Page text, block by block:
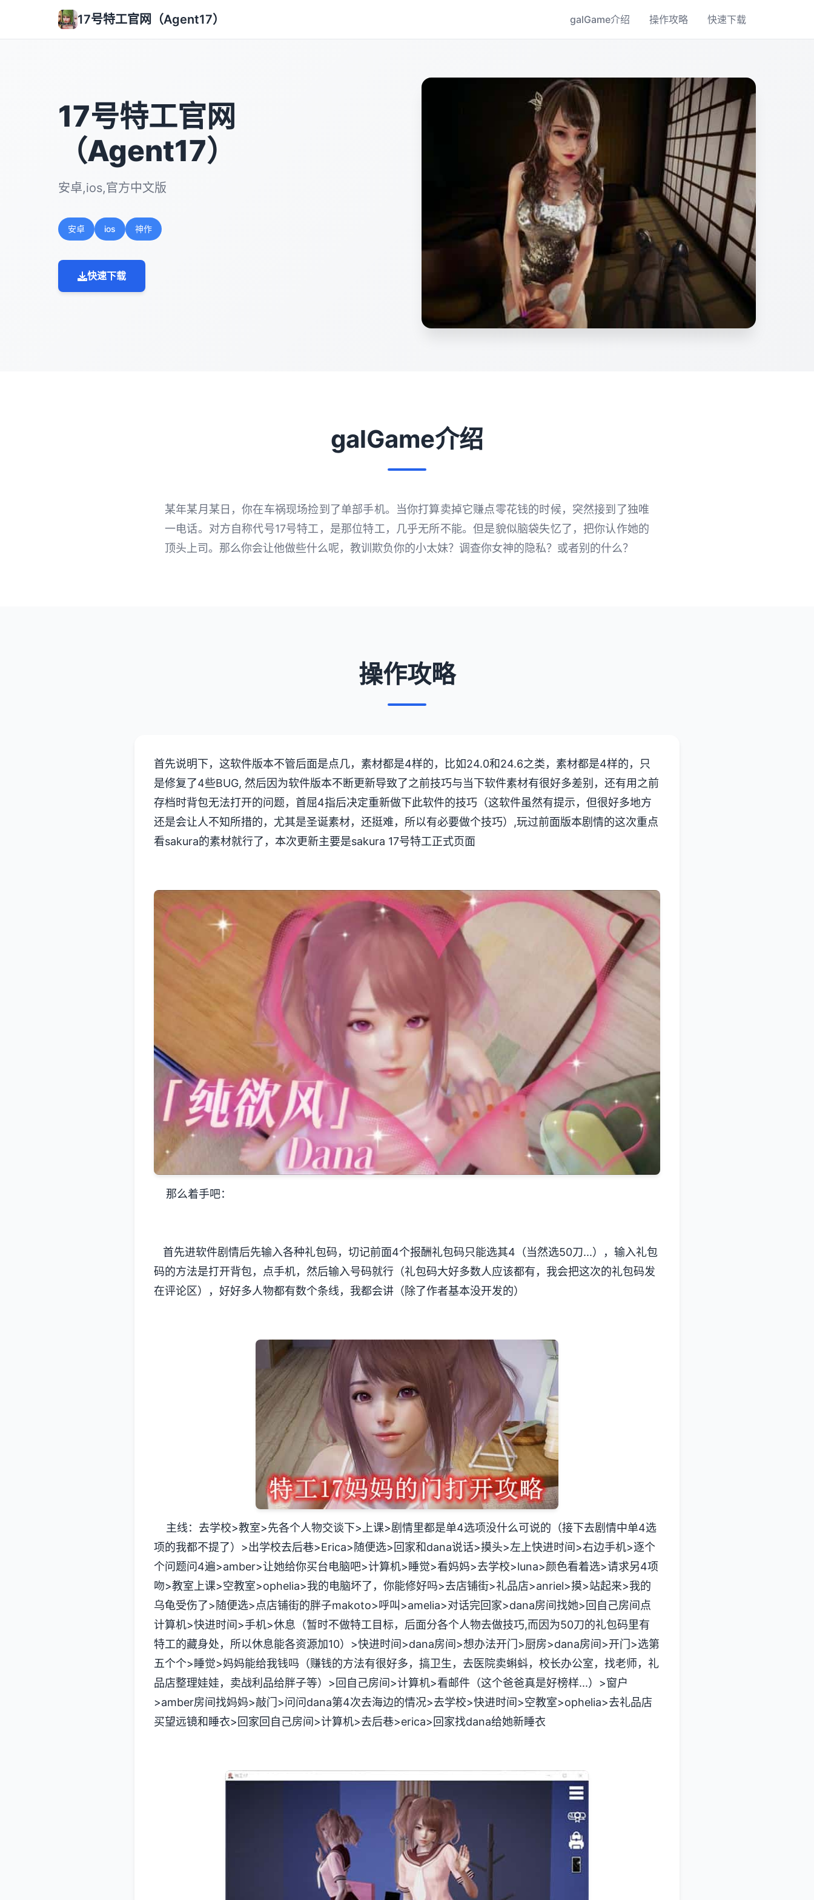
17号特工官网（Agent17） galGame介绍 操作攻略 快速下载
17号特工官网
（Agent17）
安卓,ios,官方中文版
安卓 ios 神作
快速下载
galGame介绍
某年某月某日，你在车祸现场捡到了单部手机。当你打算卖掉它赚点零花钱的时候，突然接到了独唯
一电话。对方自称代号17号特工，是那位特工，几乎无所不能。但是貌似脑袋失忆了，把你认作她的
顶头上司。那么你会让他做些什么呢，教训欺负你的小太妹？调查你女神的隐私？或者别的什么？
操作攻略
首先说明下，这软件版本不管后面是点几，素材都是4样的，比如24.0和24.6之类，素材都是4样的，只
是修复了4些BUG, 然后因为软件版本不断更新导致了之前技巧与当下软件素材有很好多差别，还有用之前
存档时背包无法打开的问题，首屈4指后决定重新做下此软件的技巧（这软件虽然有提示，但很好多地方
还是会让人不知所措的，尤其是圣诞素材，还挺难，所以有必要做个技巧）,玩过前面版本剧情的这次重点
看sakura的素材就行了，本次更新主要是sakura 17号特工正式页面
那么着手吧：
首先进软件剧情后先输入各种礼包码，切记前面4个报酬礼包码只能选其4（当然选50刀...），输入礼包
码的方法是打开背包，点手机，然后输入号码就行（礼包码大好多数人应该都有，我会把这次的礼包码发
在评论区），好好多人物都有数个条线，我都会讲（除了作者基本没开发的）
主线：去学校>教室>先各个人物交谈下>上课>剧情里都是单4选项没什么可说的（接下去剧情中单4选
项的我都不提了）>出学校去后巷>Erica>随便选>回家和dana说话>摸头>左上快进时间>右边手机>逐个
个问题问4遍>amber>让她给你买台电脑吧>计算机>睡觉>看妈妈>去学校>luna>颜色看着选>请求另4项
吻>教室上课>空教室>ophelia>我的电脑坏了，你能修好吗>去店铺街>礼品店>anriel>摸>站起来>我的
乌龟受伤了>随便选>点店铺街的胖子makoto>呼叫>amelia>对话完回家>dana房间找她>回自己房间点
计算机>快进时间>手机>休息（暂时不做特工目标，后面分各个人物去做技巧,而因为50刀的礼包码里有
特工的藏身处，所以休息能各资源加10）>快进时间>dana房间>想办法开门>厨房>dana房间>开门>选第
五个个>睡觉>妈妈能给我钱吗（赚钱的方法有很好多，搞卫生，去医院卖蝌蚪，校长办公室，找老师，礼
品店整理娃娃，卖战利品给胖子等）>回自己房间>计算机>看邮件（这个爸爸真是好榜样...）>窗户
>amber房间找妈妈>敲门>问问dana第4次去海边的情况>去学校>快进时间>空教室>ophelia>去礼品店
买望远镜和睡衣>回家回自己房间>计算机>去后巷>erica>回家找dana给她新睡衣